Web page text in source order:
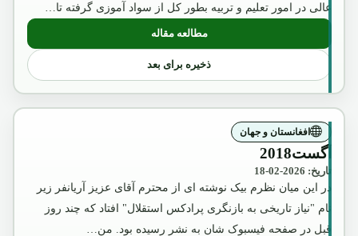
عالی در امور تعلیم و تربیه بطور کل از سواد آموزی گرفته تا…
مطالعه مقاله: چگونگی انکشاف معارف عصری در کشور
ذخیره برای بعد
افغانستان و جهان
آگست2018
تاریخ: 2026-02-18
در این میان نظرم بیک نوشته ای از محترم آقای عزیز آریانفر زیر
نام "نیاز تاریخی به بازنگری پرادکس استقلال" افتاد که چند روز
قبل در صفحه فیسبوک شان به نشر رسیده بود. من…